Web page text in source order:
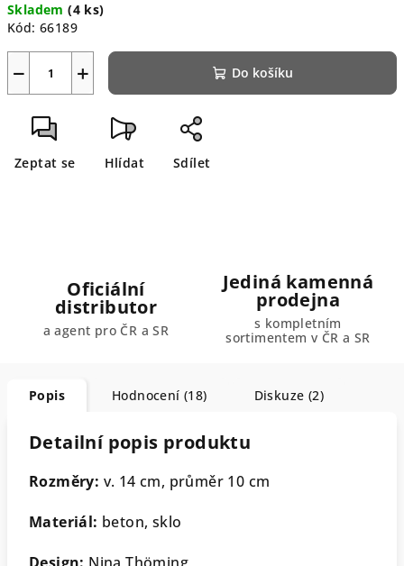
cena:
Skladem(4 ks)
Kód: 66189
+
− Do košíku
Zeptat se Hlídat Sdílet
Oficiální
distributor
a agent pro ČR a SR
Jediná kamenná
prodejna
s kompletním
sortimentem v ČR a SR
Popis Hodnocení (18) Diskuze (2)
Detailní popis produktu
Rozměry: v. 14 cm, průměr 10 cm
Materiál: beton, sklo